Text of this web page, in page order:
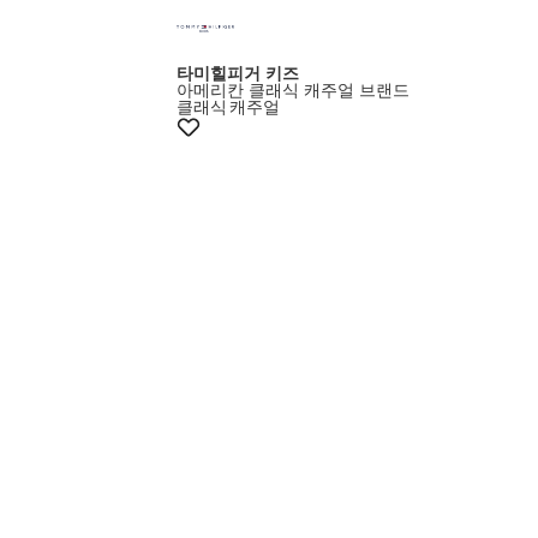
타미힐피거 키즈
아메리칸 클래식 캐주얼 브랜드
클래식 캐주얼